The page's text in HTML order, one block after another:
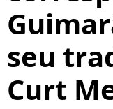
seu
Curt